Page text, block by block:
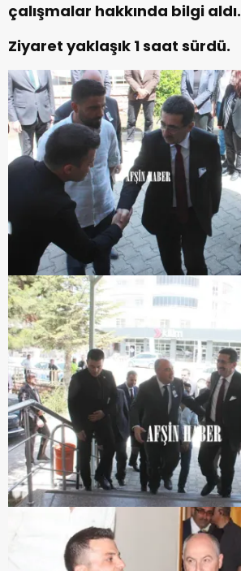
çalışmalar hakkında bilgi aldı.
Ziyaret yaklaşık 1 saat sürdü.